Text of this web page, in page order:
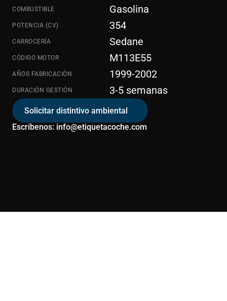
COMBUSTIBLE Gasolina
POTENCIA (CV) 354
CARROCERÍA Sedane
CÓDIGO MOTOR M113E55
AÑOS FABRICACIÓN 1999-2002
DURACIÓN GESTIÓN 3-5 semanas
Solicitar distintivo ambiental
Escríbenos: info@etiquetacoche.com